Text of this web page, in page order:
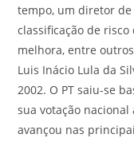
tempo, um diretor
classificação de
melhora, entre
Luis Inácio Lula da
2002. O PT saiu-se
sua votação
avançou nas